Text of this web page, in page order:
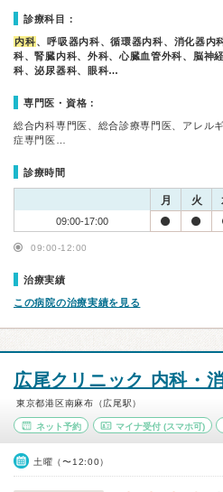
診療科目：
内科、呼吸器内科、循環器内科、消化器内
科、腎臓内科、外科、心臓血管外科、脳神
科、泌尿器科、眼科…
専門医・資格：
総合内科専門医、総合診療専門医、アレル
症専門医…
診療時間
月 火
09:00-17:00
09:00-12:00
治療実績
この病院の治療実績を見る
広尾クリニック 内科・
東京都港区南麻布（広尾駅）
ネット予約 マイナ受付(スマホ可)
土曜（〜12:00）